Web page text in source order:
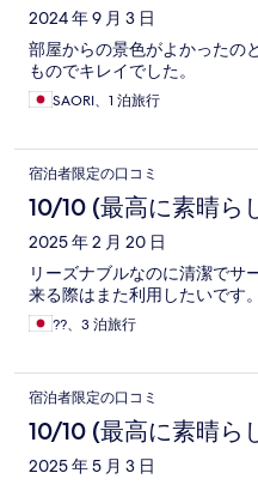
2024 年 9 月 3 日
部屋からの景色がよかったの
ものでキレイでした。
SAORI、1 泊旅行
宿泊者限定の口コミ
10/10 (最高に素晴ら
2025 年 2 月 20 日
リーズナブルなのに清潔でサ
来る際はまた利用したいです。
??、3 泊旅行
宿泊者限定の口コミ
10/10 (最高に素晴ら
2025 年 5 月 3 日